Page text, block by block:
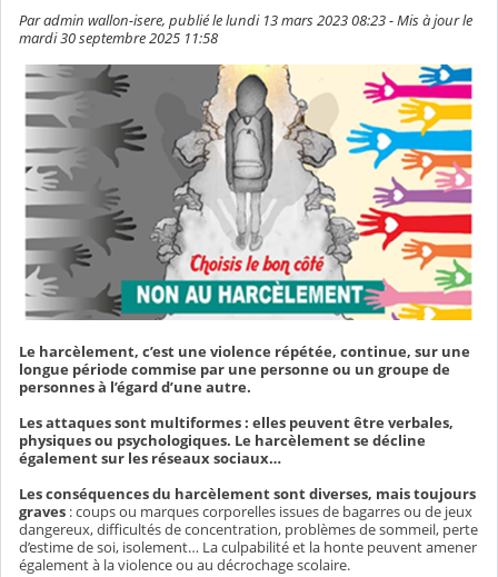
Par admin wallon-isere, publié le lundi 13 mars 2023 08:23 - Mis à jour le
mardi 30 septembre 2025 11:58
Le harcèlement, c’est une violence répétée, continue, sur une
longue période commise par une personne ou un groupe de
personnes à l’égard d’une autre.
Les attaques sont multiformes : elles peuvent être verbales,
physiques ou psychologiques. Le harcèlement se décline
également sur les réseaux sociaux…
Les conséquences du harcèlement sont diverses, mais toujours
graves : coups ou marques corporelles issues de bagarres ou de jeux
dangereux, difficultés de concentration, problèmes de sommeil, perte
d’estime de soi, isolement… La culpabilité et la honte peuvent amener
également à la violence ou au décrochage scolaire.